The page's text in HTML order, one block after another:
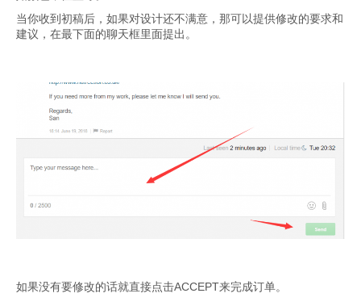
当你收到初稿后，如果对设计还不满意，那可以提供修改的要求和
建议，在最下面的聊天框里面提出。
如果没有要修改的话就直接点击ACCEPT来完成订单。